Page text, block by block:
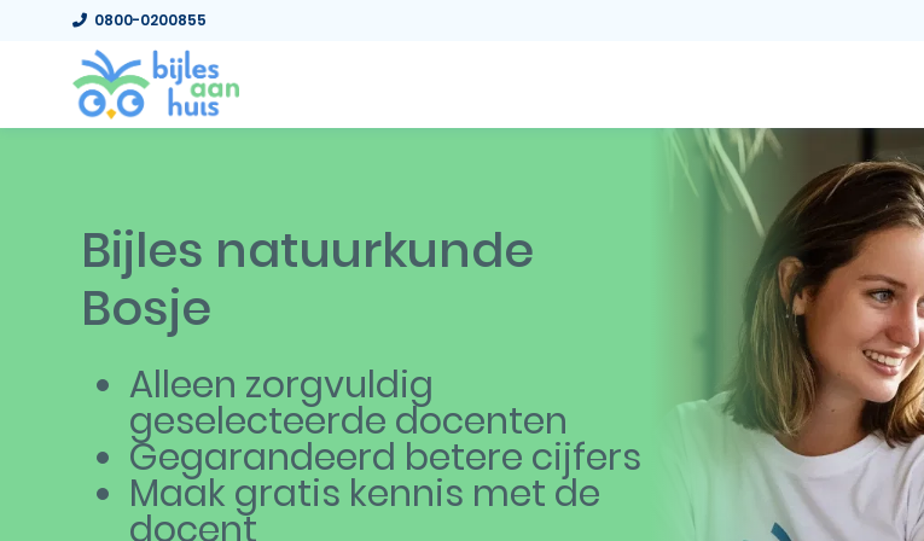
0800-0200855
Bijles natuurkunde
Bosje
Alleen zorgvuldig
geselecteerde docenten
Gegarandeerd betere cijfers
Maak gratis kennis met de
docent